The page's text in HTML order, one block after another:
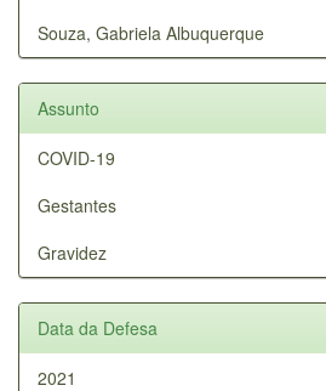
Souza, Gabriela Albuquerque
Assunto
COVID-19
Gestantes
Gravidez
Data da Defesa
2021